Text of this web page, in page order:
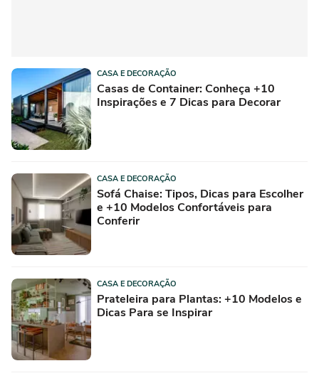
CASA E DECORAÇÃO
Casas de Container: Conheça +10
Inspirações e 7 Dicas para Decorar
CASA E DECORAÇÃO
Sofá Chaise: Tipos, Dicas para Escolher
e +10 Modelos Confortáveis para
Conferir
CASA E DECORAÇÃO
Prateleira para Plantas: +10 Modelos e
Dicas Para se Inspirar